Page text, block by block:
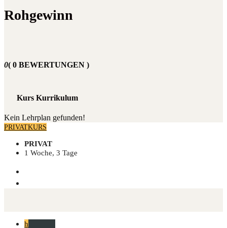
Rohgewinn
0( 0 BEWERTUNGEN )
Kurs Kurrikulum
Kein Lehrplan gefunden!
PRIVATKURS
PRIVAT
1 Woche, 3 Tage
h